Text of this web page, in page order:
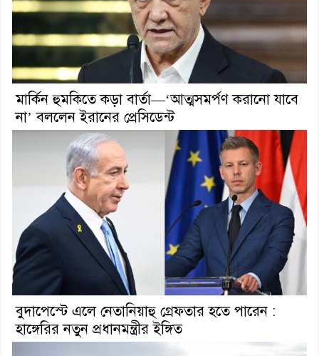
মার্কিন হুমকিতে কড়া বার্তা—‘আত্মসমর্পণ করানো যাবে
না’ বললেন ইরানের প্রেসিডেন্ট
বুদাপেস্টে এলে নেতানিয়াহু গ্রেফতার হতে পারেন :
হাঙ্গেরির নতুন প্রধানমন্ত্রীর ইঙ্গিত